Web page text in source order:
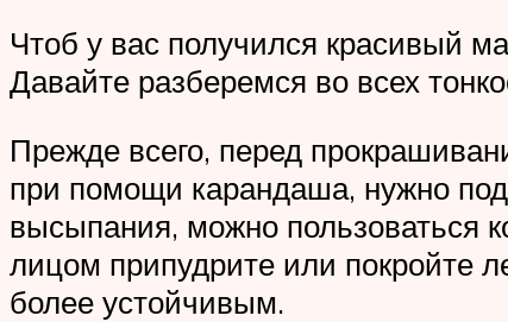
Чтоб у вас получился красивый
Давайте разберемся во всех
Прежде всего, перед
при помощи карандаша, нужно
высыпания, можно пользоваться
лицом припудрите или покройте
более устойчивым.